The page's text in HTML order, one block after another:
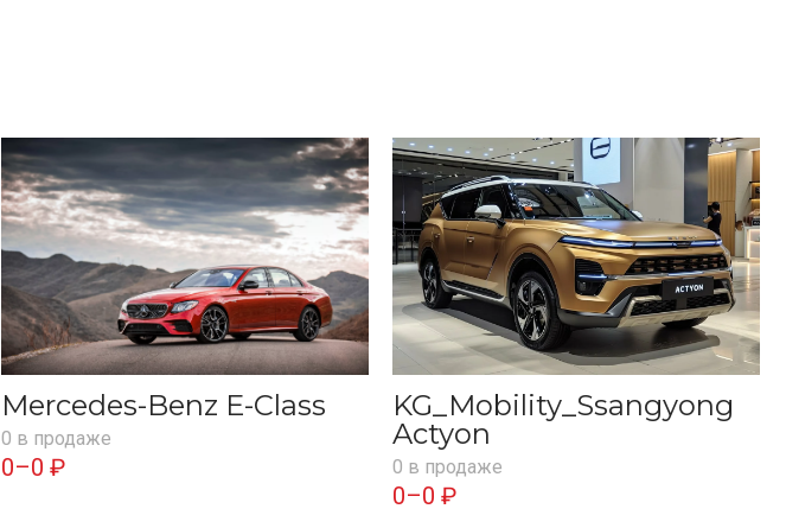
Mercedes-Benz E-Class
0 в продаже
0–0 ₽
KG_Mobility_Ssangyong
Actyon
0 в продаже
0–0 ₽